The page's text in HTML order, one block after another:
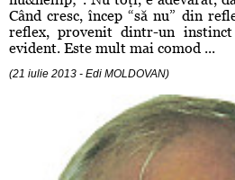
Când cresc, încep “să nu” din
reflex, provenit dintr-un
evident. Este mult mai comod ...
(21 iulie 2013 - Edi MOLDOVAN)